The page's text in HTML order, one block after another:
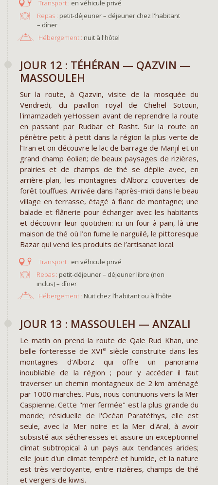
en véhicule privé
Repas : petit-déjeuner – déjeuner chez l'habitant
– dîner
Hébergement : nuit à l'hôtel
JOUR 12 : TÉHÉRAN — QAZVIN —
MASSOULEH
Sur la route, à Qazvin, visite de la mosquée du
Vendredi, du pavillon royal de Chehel Sotoun,
l'imamzadeh yeHossein avant de reprendre la route
en passant par Rudbar et Rasht. Sur la route on
pénètre petit à petit dans la région la plus verte de
l’Iran et on découvre le lac de barrage de Manjil et un
grand champ éolien; de beaux paysages de rizières,
prairies et de champs de thé se déplie avec, en
arrière-plan, les montagnes d’Alborz couvertes de
forêt touffues. Arrivée dans l'après-midi dans le beau
village en terrasse, étagé à flanc de montagne; une
balade et flânerie pour échanger avec les habitants
et découvrir leur quotidien: ici un four à pain, là une
maison de thé où l’on fume le narguilé, le pittoresque
Bazar qui vend les produits de l’artisanat local.
en véhicule privé
Repas : petit-déjeuner – déjeuner libre (non
inclus) – dîner
Hébergement : Nuit chez l’habitant ou à l’hôte
JOUR 13 : MASSOULEH — ANZALI
Le matin on prend la route de Qale Rud Khan, une
belle forteresse de XVI e siècle construite dans les
montagnes d’Alborz qui offre un panorama
inoubliable de la région ; pour y accéder il faut
traverser un chemin montagneux de 2 km aménagé
par 1000 marches. Puis, nous continuons vers la Mer
Caspienne. Cette "mer fermée" est la plus grande du
monde; résiduelle de l'Océan Paratéthys, elle est
seule, avec la Mer noire et la Mer d'Aral, à avoir
subsisté aux sécheresses et assure un exceptionnel
climat subtropical à un pays aux tendances arides;
elle jouit d'un climat tempéré et humide, et la nature
est très verdoyante, entre rizières, champs de thé
et vergers de kiwis.